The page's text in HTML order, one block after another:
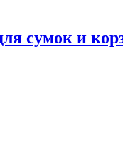
сумок и